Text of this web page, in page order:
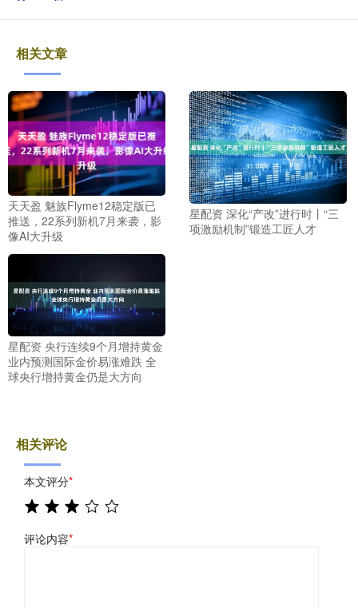
相关文章
天天盈 魅族Flyme12稳定版已
推送，22系列新机7月来袭，影
像AI大升级
星配资 深化“产改”进行时丨“三
项激励机制”锻造工匠人才
星配资 央行连续9个月增持黄金
业内预测国际金价易涨难跌 全
球央行增持黄金仍是大方向
相关评论
本文评分*
评论内容*